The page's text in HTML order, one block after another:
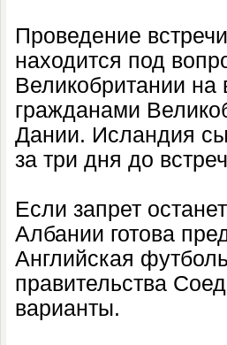
Проведение
находится под
Великобритании
гражданами
Дании. Исландия
за три дня до
Если запрет
Албании готова
Английская
правительства
варианты.